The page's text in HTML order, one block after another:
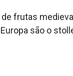
frutas
são o